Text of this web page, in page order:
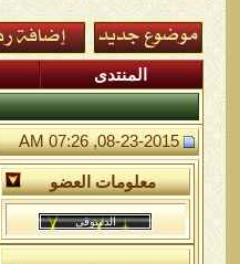
المنتدى
08-23-2015, 07:26 AM
معلومات العضو